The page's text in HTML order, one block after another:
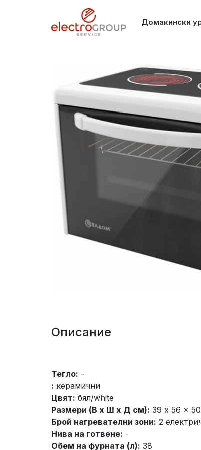
Домакински
Описание
Тегло: -
: керамични
Цвят: бял/white
Размери (В х Ш х Д см): 39 x 56 x
Брой нагревателни зони: 2
Нива на готвене: -
Обем на фурната (л): 38